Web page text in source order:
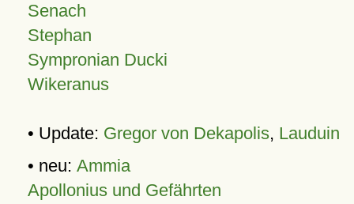
Senach
Stephan
Sympronian Ducki
Wikeranus
• Update: Gregor von Dekapolis, Lauduin
• neu: Ammia
Apollonius und Gefährten